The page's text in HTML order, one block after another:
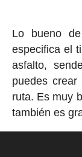
Lo bueno
especifica el
asfalto,
puedes
ruta. Es muy
también es